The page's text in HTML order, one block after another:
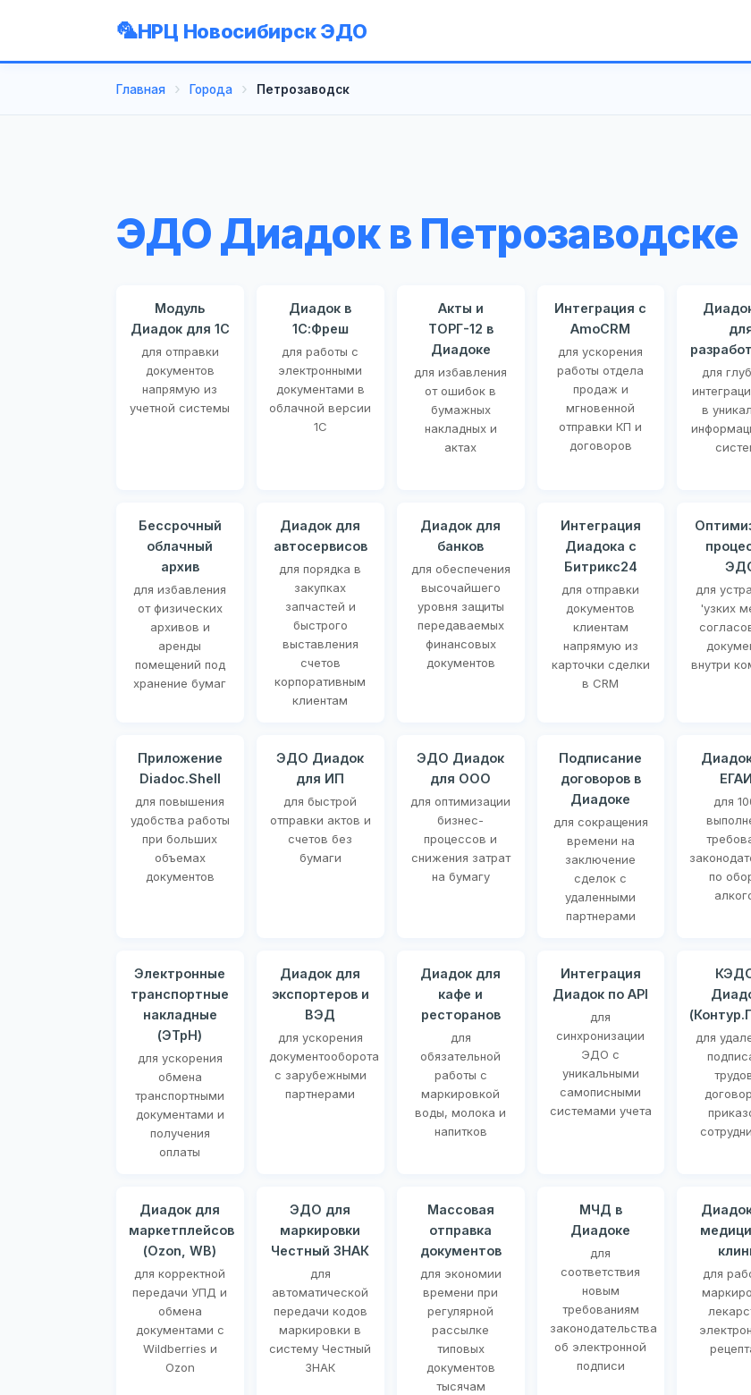
НРЦ Новосибирск ЭДО
Главная Города Петрозаводск
ЭДО Диадок в Петрозаводске
Модуль
Диадок для 1С
для отправки
документов
напрямую из
учетной системы
Диадок в
1С:Фреш
для работы с
электронными
документами в
облачной версии
1С
Акты и
ТОРГ-12 в
Диадоке
для избавления
от ошибок в
бумажных
накладных и
актах
Интеграция с
AmoCRM
для ускорения
работы отдела
продаж и
мгновенной
отправки КП и
договоров
для
в
Бессрочный
облачный
архив
для избавления
от физических
архивов и
аренды
помещений под
хранение бумаг
Диадок для
автосервисов
для порядка в
закупках
запчастей и
быстрого
выставления
счетов
корпоративным
клиентам
Диадок для
банков
для обеспечения
высочайшего
уровня защиты
передаваемых
финансовых
документов
Интеграция
Диадока с
Битрикс24
для отправки
документов
клиентам
напрямую из
карточки сделки
в CRM
для
'узких
внутри
Приложение
Diadoc.Shell
для повышения
удобства работы
при больших
объемах
документов
ЭДО Диадок
для ИП
для быстрой
отправки актов и
счетов без
бумаги
ЭДО Диадок
для ООО
для оптимизации
бизнес-
процессов и
снижения затрат
на бумагу
Подписание
договоров в
Диадоке
для сокращения
времени на
заключение
сделок с
удаленными
партнерами
для
по
Электронные
транспортные
накладные
(ЭТрН)
для ускорения
обмена
транспортными
документами и
получения
оплаты
Диадок для
экспортеров и
ВЭД
для ускорения
документооборота
с зарубежными
партнерами
Диадок для
кафе и
ресторанов
для
обязательной
работы с
маркировкой
воды, молока и
напитков
Интеграция
Диадок по API
для
синхронизации
ЭДО с
уникальными
самописными
системами учета
для
Диадок для
маркетплейсов
(Ozon, WB)
для корректной
передачи УПД и
обмена
документами с
Wildberries и
Ozon
ЭДО для
маркировки
Честный ЗНАК
для
автоматической
передачи кодов
маркировки в
систему Честный
ЗНАК
Массовая
отправка
документов
для экономии
времени при
регулярной
рассылке
типовых
документов
тысячам
МЧД в
Диадоке
для
соответствия
новым
требованиям
законодательства
об электронной
подписи
для